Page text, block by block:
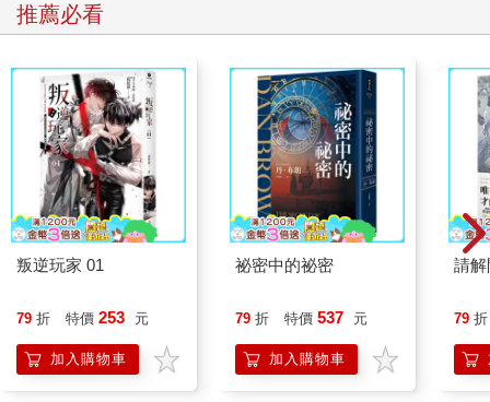
推薦必看
叛逆玩家 01
79 折 特價 253 元
加入購物車
祕密中的祕密
79 折 特價 537 元
加入購物車
請解
79 折